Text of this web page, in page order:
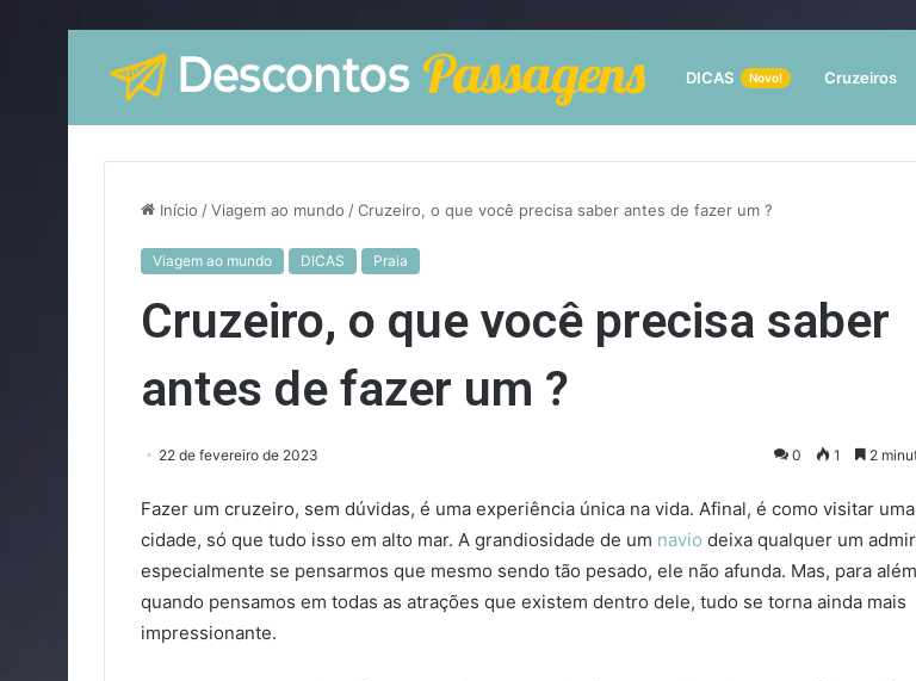
DICAS Novo! Cruzeiros
Início /Viagem ao mundo /Cruzeiro, o que você precisa saber antes de fazer um ?
Viagem ao mundo DICAS Praia
Cruzeiro, o que você precisa saber
antes de fazer um ?
22 de fevereiro de 2023 0 1 2
Fazer um cruzeiro, sem dúvidas, é uma experiência única na vida. Afinal, é como visitar
cidade, só que tudo isso em alto mar. A grandiosidade de um navio deixa qualquer um
especialmente se pensarmos que mesmo sendo tão pesado, ele não afunda. Mas, para
quando pensamos em todas as atrações que existem dentro dele, tudo se torna ainda mais
impressionante.